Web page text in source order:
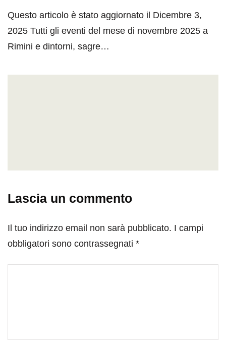
Questo articolo è stato aggiornato il Dicembre 3,
2025 Tutti gli eventi del mese di novembre 2025 a
Rimini e dintorni, sagre…
Lascia un commento
Il tuo indirizzo email non sarà pubblicato. I campi
obbligatori sono contrassegnati *